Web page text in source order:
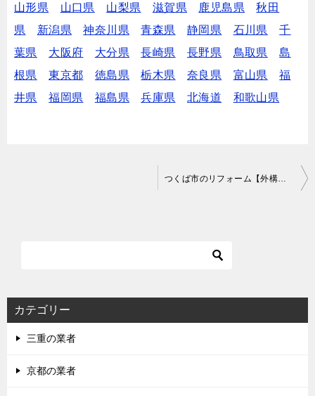
山形県
山口県 山梨県 滋賀県 鹿児島県
秋田
県
新潟県 神奈川県 青森県 静岡県 石川県
千
葉県
大阪府 大分県 長崎県 長野県 鳥取県
島
根県
東京都 徳島県 栃木県 奈良県 富山県
福
井県
福岡県 福島県 兵庫県 北海道 和歌山県
シ
ョ
つくば市のリフォーム【外構・リノベーションなど】で費用が安いおすすめ業者は？口コミ・評判
カテゴリー
三重の業者
京都の業者